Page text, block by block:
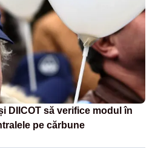
DIICOT să verifice modul în
pe cărbune